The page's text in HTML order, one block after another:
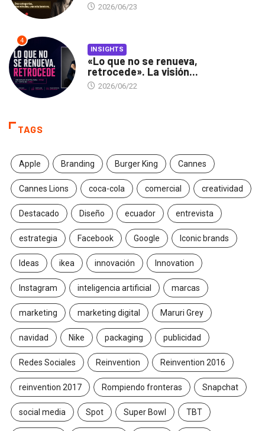
2026/06/23
4
INSIGHTS
«Lo que no se renueva,
retrocede». La visión...
2026/06/22
TAGS
Apple Branding Burger King Cannes
Cannes Lions coca-cola comercial creatividad
Destacado Diseño ecuador entrevista
estrategia Facebook Google Iconic brands
Ideas ikea innovación Innovation
Instagram inteligencia artificial marcas
marketing marketing digital Maruri Grey
navidad Nike packaging publicidad
Redes Sociales Reinvention Reinvention 2016
reinvention 2017 Rompiendo fronteras Snapchat
social media Spot Super Bowl TBT